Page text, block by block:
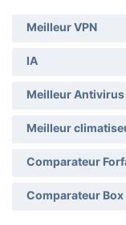
Meilleur VPN
IA
Meilleur Antivirus
Meilleur
Comparateur
Comparateur